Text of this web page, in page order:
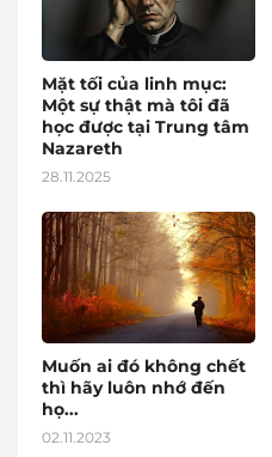
Mặt tối của linh mục:
Một sự thật mà tôi đã
học được tại Trung tâm
Nazareth
28.11.2025
Muốn ai đó không chết
thì hãy luôn nhớ đến
họ...
02.11.2023